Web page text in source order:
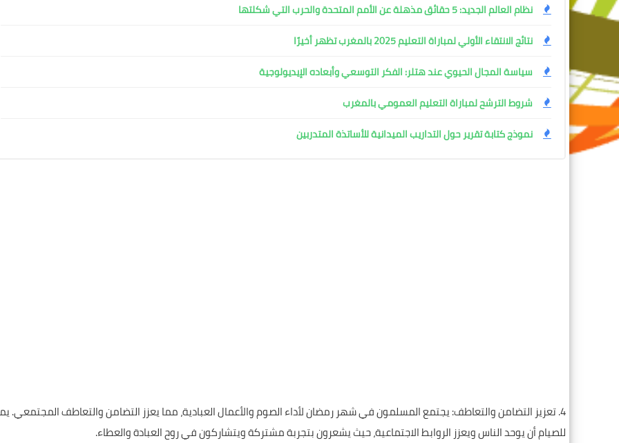
نظام العالم الجديد: 5 حقائق مذهلة عن الأمم المتحدة والحرب التي شكلتها
نتائج الانتقاء الأولي لمباراة التعليم 2025 بالمغرب تظهر أخيرًا
سياسة المجال الحيوي عند هتلر: الفكر التوسعي وأبعاده الإيديولوجية
شروط الترشح لمباراة التعليم العمومي بالمغرب
نموذج كتابة تقرير حول التداريب الميدانية للأساتذة المتدربين
4. تعزيز التضامن والتعاطف: يجتمع المسلمون في شهر رمضان لأداء الصوم والأعمال العبادية، مما يعزز التضامن والتعاطف المجتمعي.
للصيام أن يوحد الناس ويعزز الروابط الاجتماعية، حيث يشعرون بتجربة مشتركة ويتشاركون في روح العبادة والعطاء.